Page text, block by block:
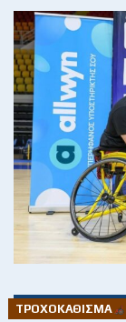
ΤΡΟΧΟΚΆΘΙΣΜΑ